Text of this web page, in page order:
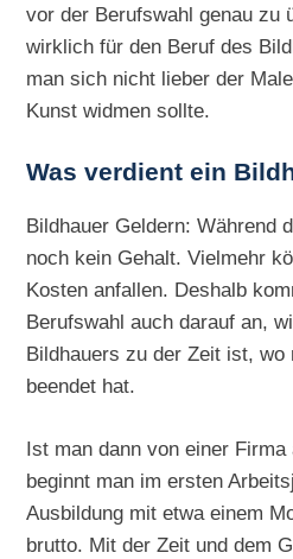
vor der Berufswahl genau zu
wirklich für den Beruf des
man sich nicht lieber der
Kunst widmen sollte.
Was verdient ein
Bildhauer Geldern: Während
noch kein Gehalt. Vielmehr
Kosten anfallen. Deshalb
Berufswahl auch darauf an,
Bildhauers zu der Zeit ist, wo
beendet hat.
Ist man dann von einer
beginnt man im ersten
Ausbildung mit etwa einem
brutto. Mit der Zeit und dem